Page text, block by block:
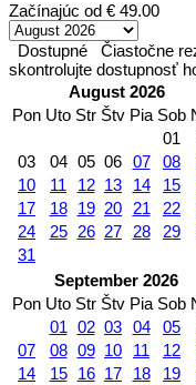
Začínajúc od € 49.00
Dostupné Čiastočne
skontrolujte dostupnosť
August 2026
Pon Uto Str Štv Pia Sob
01
03
04 05 06 07 08
10
11 12 13 14 15
17
18 19 20 21 22
24
25 26 27 28 29
31
September 2026
Pon Uto Str Štv Pia Sob
01 02 03 04 05
07
08 09 10 11 12
14
15 16 17 18 19